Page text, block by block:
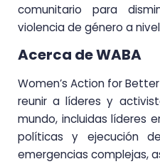
comunitario para
violencia de género a
Acerca de WABA
Women’s Action for
reunir a líderes y
mundo, incluidas líderes
políticas y ejecución
emergencias complejas,